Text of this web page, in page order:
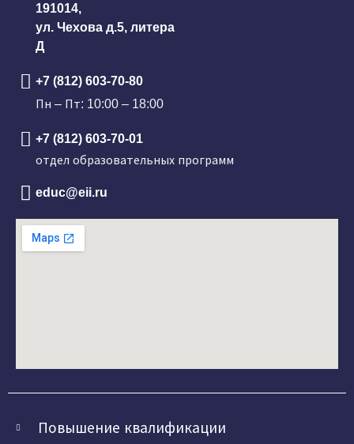
191014,
ул. Чехова д.5, литера
Д
+7 (812) 603-70-80
Пн – Пт: 10:00 – 18:00
+7 (812) 603-70-01
отдел образовательных программ
educ@eii.ru
Повышение квалификации